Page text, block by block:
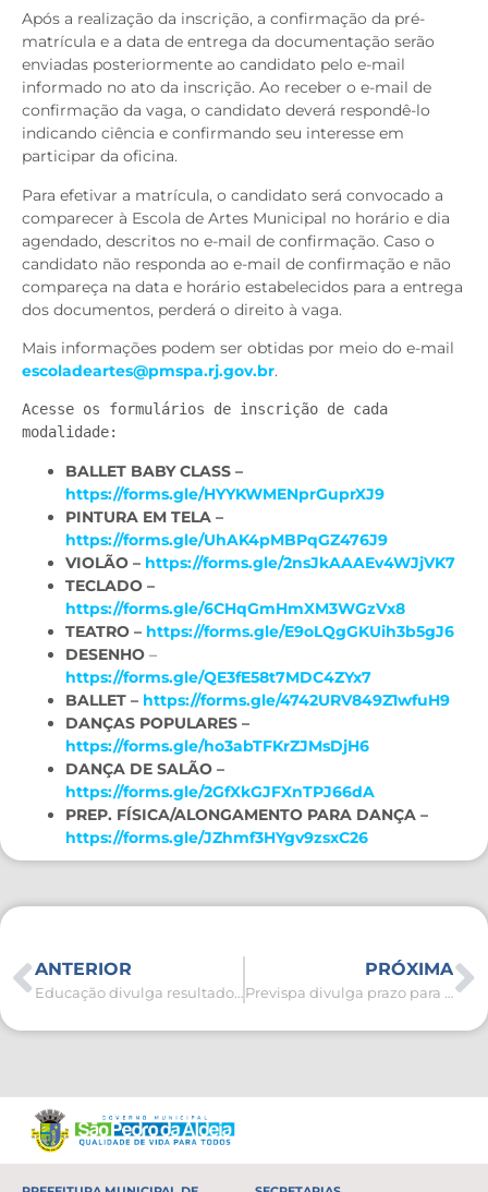
Após a realização da inscrição, a confirmação da pré-
matrícula e a data de entrega da documentação serão
enviadas posteriormente ao candidato pelo e-mail
informado no ato da inscrição. Ao receber o e-mail de
confirmação da vaga, o candidato deverá respondê-lo
indicando ciência e confirmando seu interesse em
participar da oficina.
Para efetivar a matrícula, o candidato será convocado a
comparecer à Escola de Artes Municipal no horário e dia
agendado, descritos no e-mail de confirmação. Caso o
candidato não responda ao e-mail de confirmação e não
compareça na data e horário estabelecidos para a entrega
dos documentos, perderá o direito à vaga.
Mais informações podem ser obtidas por meio do e-mail
escoladeartes@pmspa.rj.gov.br.
Acesse os formulários de inscrição de cada
modalidade:
BALLET BABY CLASS –
https://forms.gle/HYYKWMENprGuprXJ9
PINTURA EM TELA –
https://forms.gle/UhAK4pMBPqGZ476J9
VIOLÃO – https://forms.gle/2nsJkAAAEv4WJjVK7
TECLADO –
https://forms.gle/6CHqGmHmXM3WGzVx8
TEATRO – https://forms.gle/E9oLQgGKUih3b5gJ6
DESENHO –
https://forms.gle/QE3fE58t7MDC4ZYx7
BALLET – https://forms.gle/4742URV849Z1wfuH9
DANÇAS POPULARES –
https://forms.gle/ho3abTFKrZJMsDjH6
DANÇA DE SALÃO –
https://forms.gle/2GfXkGJFXnTPJ66dA
PREP. FÍSICA/ALONGAMENTO PARA DANÇA –
https://forms.gle/JZhmf3HYgv9zsxC26
ANTERIOR PRÓXIMA